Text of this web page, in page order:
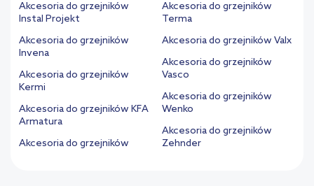
Akcesoria do grzejników
Instal Projekt
Akcesoria do grzejników
Invena
Akcesoria do grzejników
Kermi
Akcesoria do grzejników KFA
Armatura
Akcesoria do grzejników
Akcesoria do grzejników
Terma
Akcesoria do grzejników Valx
Akcesoria do grzejników
Vasco
Akcesoria do grzejników
Wenko
Akcesoria do grzejników
Zehnder